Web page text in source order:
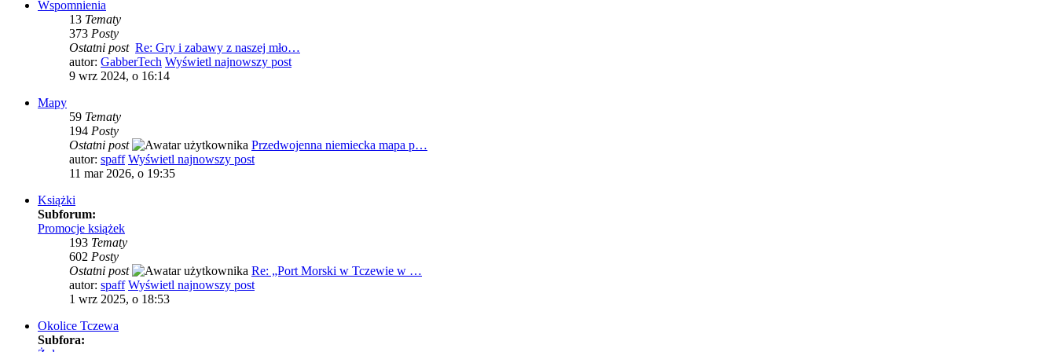
Wspomnienia
13 Tematy
373 Posty
Ostatni post Re: Gry i zabawy z naszej mło…
autor: GabberTech Wyświetl najnowszy post
9 wrz 2024, o 16:14
Mapy
59 Tematy
194 Posty
Ostatni post
Przedwojenna niemiecka mapa p…
autor: spaff Wyświetl najnowszy post
11 mar 2026, o 19:35
Książki
Subforum:
Promocje książek
193 Tematy
602 Posty
Ostatni post
Re: „Port Morski w Tczewie w …
autor: spaff Wyświetl najnowszy post
1 wrz 2025, o 18:53
Okolice Tczewa
Subfora: